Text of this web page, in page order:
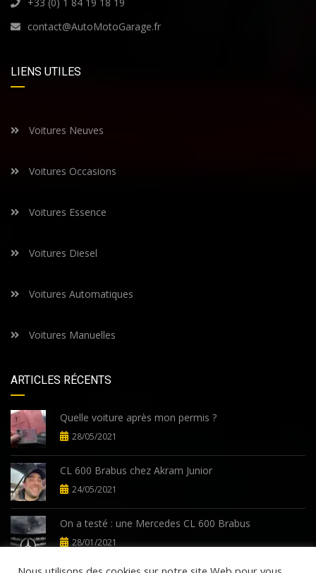
contact@AutoMotoGarage.fr
LIENS UTILES
Voitures Neuves
Voitures Occasions
Voitures Essence
Voitures Diesel
Voitures Automatiques
Voitures Manuelles
ARTICLES RÉCENTS
Quelle voiture après mon permis ?
28/05/2021
CL 600 Brabus chez Akram Junior
24/05/2021
On a testé : une Mercedes CL 600 Brabus
28/01/2021